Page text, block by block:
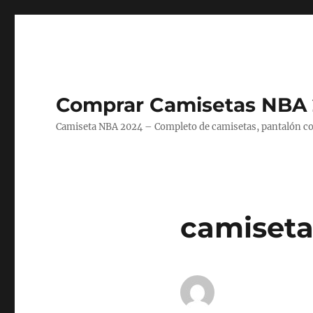
Comprar Camisetas NBA
Camiseta NBA 2024 – Completo de camisetas, pantalón